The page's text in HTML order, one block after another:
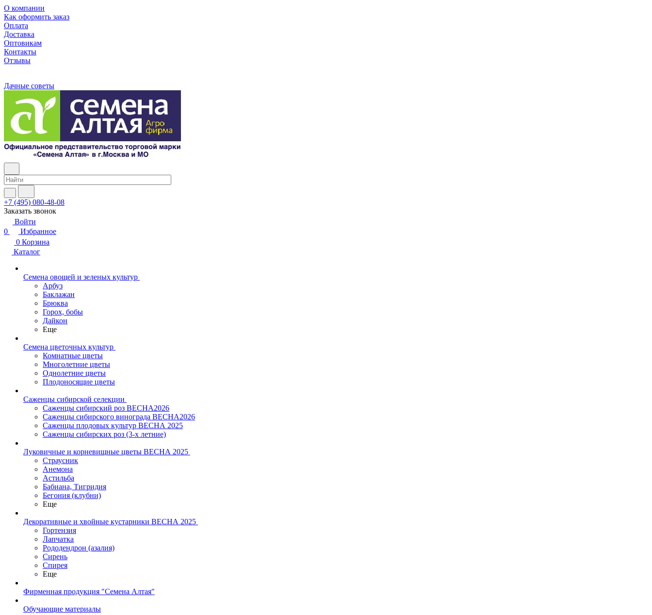
О компании
Как оформить заказ
Оплата
Доставка
Оптовикам
Контакты
Отзывы
Дачные советы
+7 (495) 080-48-08
Заказать звонок
Войти
0
Избранное
0 Корзина
Каталог
Семена овощей и зеленых культур
Арбуз
Баклажан
Брюква
Горох, бобы
Дайкон
Еще
Семена цветочных культур
Комнатные цветы
Многолетние цветы
Однолетние цветы
Плодоносящие цветы
Саженцы сибирской селекции
Саженцы сибирский роз ВЕСНА2026
Саженцы сибирского винограда ВЕСНА2026
Саженцы плодовых культур ВЕСНА 2025
Саженцы сибирских роз (3-х летние)
Луковичные и корневищные цветы ВЕСНА 2025
Страусник
Анемона
Астильба
Бабиана, Тигридия
Бегония (клубни)
Еще
Декоративные и хвойные кустарники ВЕСНА 2025
Гортензия
Лапчатка
Рододендрон (азалия)
Сирень
Спирея
Еще
Фирменная продукция "Семена Алтая"
Обучающие материалы